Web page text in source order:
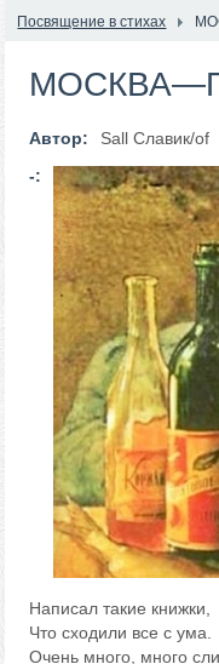
Посвящение в стихах
Автор:
Sall Славик/оf
-:
Написал такие книжки,
Что сходили все с ума.
Очень много, много